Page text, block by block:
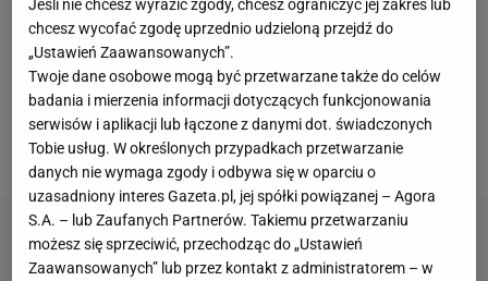
piersiach, ręce były w miejscach intymnych. Całował
w szyję, gryzł w ucho. Za każdym razem, kiedy mnie
dotykał, mroziło mnie. Pozwalałam mu na to, nie
robiąc z tym nic, bo nie byłam w stanie -
opowiadała.
Jeśli nie chcesz wyrazić zgody, chcesz ograniczyć jej zakres lub
chcesz wycofać zgodę uprzednio udzieloną przejdź do
„Ustawień Zaawansowanych”.
Twoje dane osobowe mogą być przetwarzane także do celów
badania i mierzenia informacji dotyczących funkcjonowania
serwisów i aplikacji lub łączone z danymi dot. świadczonych
Tobie usług. W określonych przypadkach przetwarzanie
danych nie wymaga zgody i odbywa się w oparciu o
uzasadniony interes Gazeta.pl, jej spółki powiązanej – Agora
S.A. – lub Zaufanych Partnerów. Takiemu przetwarzaniu
możesz się sprzeciwić, przechodząc do „Ustawień
Zaawansowanych” lub przez kontakt z administratorem – w